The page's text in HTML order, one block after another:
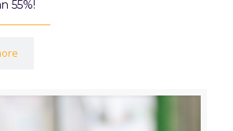
55%!